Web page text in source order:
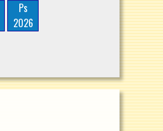
Ps
2026